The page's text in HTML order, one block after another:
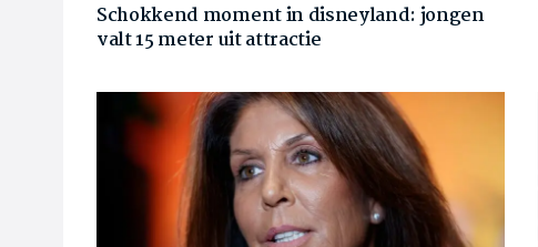
Schokkend moment in disneyland: jongen
valt 15 meter uit attractie